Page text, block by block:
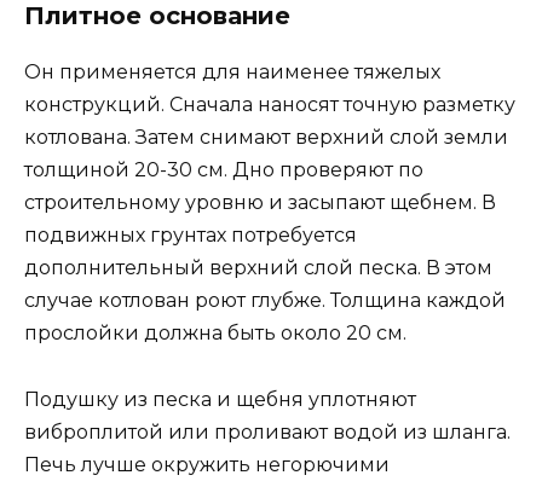
Плитное основание
Он применяется для наименее тяжелых
конструкций. Сначала наносят точную разметку
котлована. Затем снимают верхний слой земли
толщиной 20-30 см. Дно проверяют по
строительному уровню и засыпают щебнем. В
подвижных грунтах потребуется
дополнительный верхний слой песка. В этом
случае котлован роют глубже. Толщина каждой
прослойки должна быть около 20 см.
Подушку из песка и щебня уплотняют
виброплитой или проливают водой из шланга.
Печь лучше окружить негорючими